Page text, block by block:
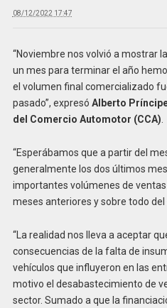
08/12/2022 17:47
“Noviembre nos volvió a mostrar
un mes para terminar el año
el volumen final comercializado
pasado”, expresó Alberto
del Comercio Automotor (CCA)
“Esperábamos que a partir del
generalmente los dos últimos
importantes volúmenes de
meses anteriores y sobre todo del
“La realidad nos lleva a aceptar
consecuencias de la falta de
vehículos que influyeron en las
motivo el desabastecimiento de
sector. Sumado a que la